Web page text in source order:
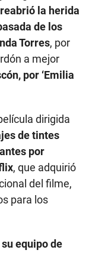
la herida
de los
Torres, por
a mejor
por ‘Emilia
dirigida
de tintes
por
, que adquirió
del filme,
para los
equipo de